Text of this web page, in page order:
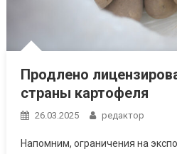
Продлено
страны картофеля
26.03.2025 редактор
Напомним, ограничения на